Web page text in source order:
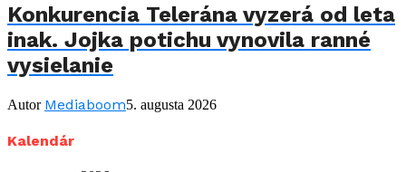
Konkurencia Telerána vyzerá od leta
inak. Jojka potichu vynovila ranné
vysielanie
Autor Mediaboom5. augusta 2026
Kalendár